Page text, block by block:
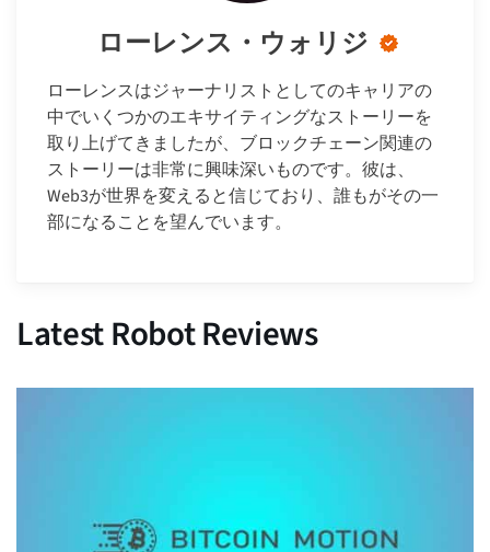
ローレンス・ウォリジ
ローレンスはジャーナリストとしてのキャリアの
中でいくつかのエキサイティングなストーリーを
取り上げてきましたが、ブロックチェーン関連の
ストーリーは非常に興味深いものです。彼は、
Web3が世界を変えると信じており、誰もがその一
部になることを望んでいます。
Latest Robot Reviews